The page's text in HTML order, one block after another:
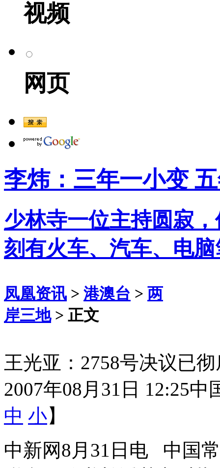
视频
网页
李炜：三年一小变
少林寺一位主持圆寂
刻有火车、汽车、电
凤凰资讯 > 港澳台 > 两
岸三地> 正文
王光亚：2758号决议已
2007年08月31日 12:25中
中 小】
中新网8月31日电 中国